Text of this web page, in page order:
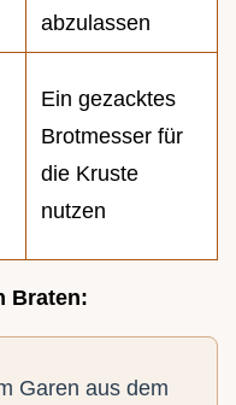
abzulassen
Ein gezacktes
Brotmesser für
die Kruste
nutzen
Braten:
Garen aus dem